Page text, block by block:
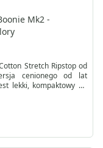
Mk2 -
Stretch Ripstop od
cenionego od lat
lekki, kompaktowy po
projektowi,
funkcjonalność.